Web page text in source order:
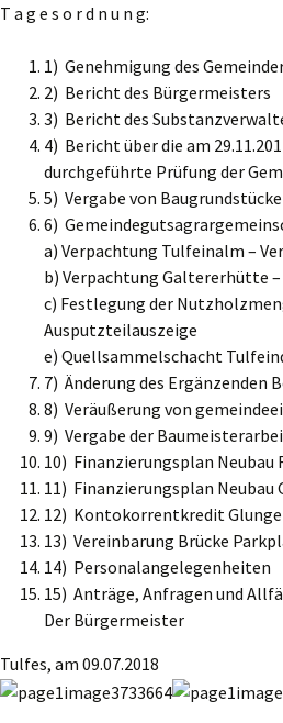
T a g e s o r d n u n g:
1) Genehmigung des
2) Bericht des Bürgermeisters
3) Bericht des
4) Bericht über die am
durchgeführte Prüfung der
5) Vergabe von
6)
a) Verpachtung Tulfeinalm –
b) Verpachtung Galtererhütte –
c) Festlegung der
Ausputzteilauszeige
e) Quellsammelschacht
7) Änderung des Ergänzenden
8) Veräußerung von
9) Vergabe der
10) Finanzierungsplan Neubau
11) Finanzierungsplan Neubau
12) Kontokorrentkredit
13) Vereinbarung Brücke
14) Personalangelegenheiten
15) Anträge, Anfragen und
Der Bürgermeister
Tulfes, am 09.07.2018